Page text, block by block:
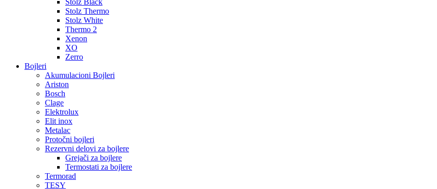
Stolz Black
Stolz Thermo
Stolz White
Thermo 2
Xenon
XO
Zerro
Bojleri
Akumulacioni Bojleri
Ariston
Bosch
Clage
Elektrolux
Elit inox
Metalac
Protočni bojleri
Rezervni delovi za bojlere
Grejači za bojlere
Termostati za bojlere
Termorad
TESY